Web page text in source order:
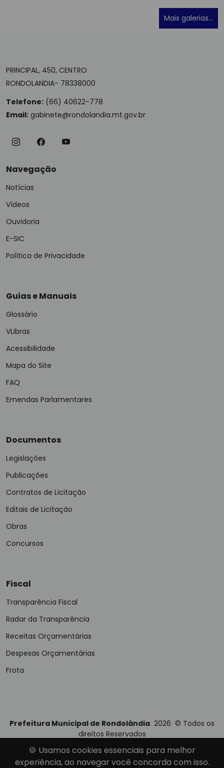
Mais galerias...
PRINCIPAL, 450, CENTRO
RONDOLANDIA- 78338000
Telefone: (66) 40622-778
Email: gabinete@rondolandia.mt.gov.br
Navegação
Notícias
Vídeos
Ouvidoria
E-SIC
Política de Privacidade
Guias e Manuais
Glossário
VLibras
Acessibilidade
Mapa do Site
FAQ
Emendas Parlamentares
Documentos
Legislações
Publicações
Contratos de Licitação
Editais de Licitação
Obras
Concursos
Fiscal
Transparência Fiscal
Radar da Transparência
Receitas Orçamentárias
Despesas Orçamentárias
Frota
Prefeitura Municipal de Rondolândia 2026 © Todos os
direitos Reservados
Desenvolvido porE-Ticons| Versão: 2.4.1
🍪 Usamos cookies essenciais para melhor
experiência, ao navegar você concorda com isso.